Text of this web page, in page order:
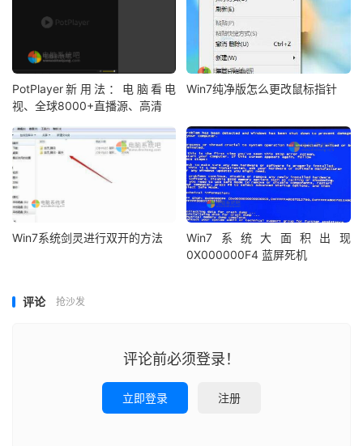
PotPlayer新用法：电脑看电
视、全球8000+直播源、高清
Win7纯净版怎么更改鼠标指针
Win7系统剑灵进行双开的方法
Win7系统大面积出现
0X000000F4 蓝屏死机
评论 抢沙发
评论前必须登录！
立即登录 注册